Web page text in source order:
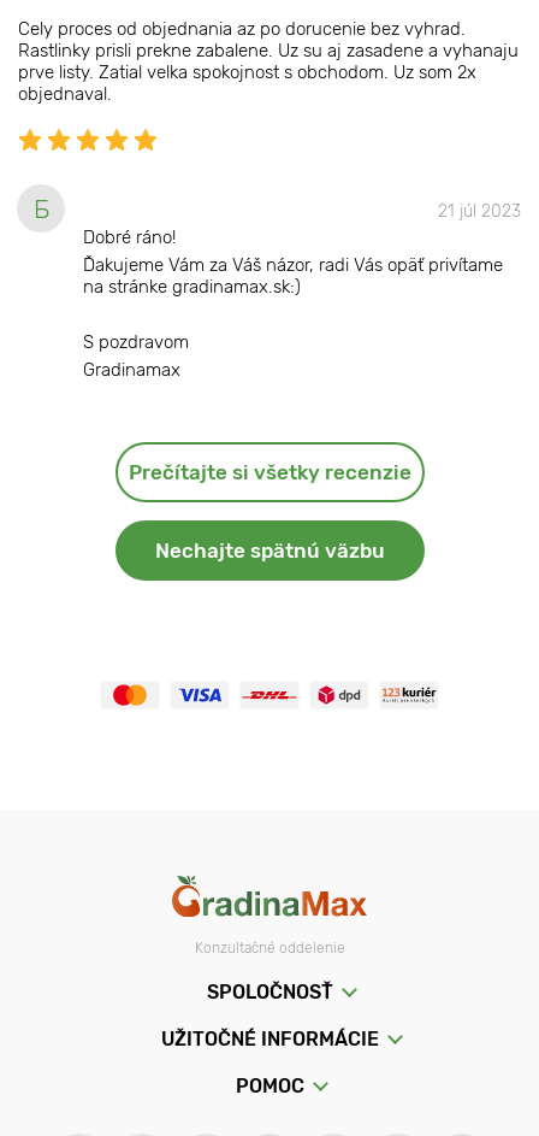
Cely proces od objednania az po dorucenie bez vyhrad.
Rastlinky prisli prekne zabalene. Uz su aj zasadene a vyhanaju
prve listy. Zatial velka spokojnost s obchodom. Uz som 2x
objednaval.
Б 21 júl 2023
Dobré ráno!
Ďakujeme Vám za Váš názor, radi Vás opäť privítame
na stránke gradinamax.sk:)
S pozdravom
Gradinamax
Prečítajte si všetky recenzie
Nechajte spätnú väzbu
Konzultačné oddelenie
SPOLOČNOSŤ
UŽITOČNÉ INFORMÁCIE
POMOC